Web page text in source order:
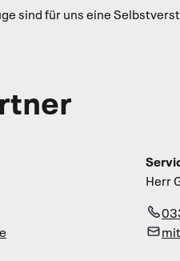
sind für uns eine
Herr